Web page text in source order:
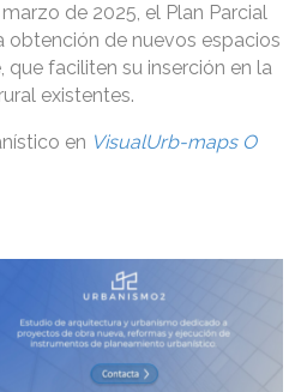
de 2025, el Plan Parcial
obtención de nuevos espacios
faciliten su inserción en la
existentes.
en VisualUrb-maps O